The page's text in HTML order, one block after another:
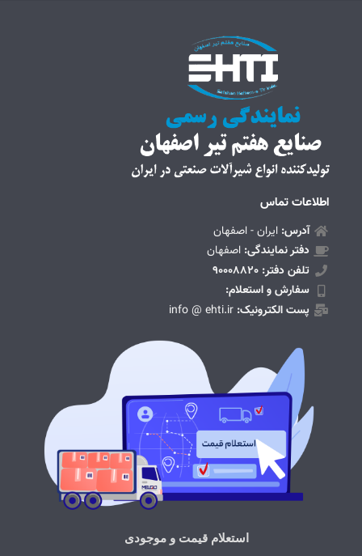
اطلاعات تماس
آدرس:ایران - اصفهان
دفتر نمایندگی: اصفهان
تلفن دفتر: 90008820
سفارش و استعلام:
پست الکترونیک: info @ ehti.ir
استعلام قیمت و موجودی